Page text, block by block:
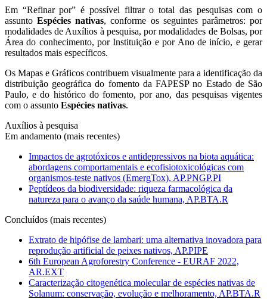
Em “Refinar por” é possível filtrar o total das pesquisas com o
assuntoEspécies nativas, conforme os seguintes parâmetros: por
modalidades de Auxílios à pesquisa, por modalidades de Bolsas, por
Área do conhecimento, por Instituição e por Ano de início, e gerar
resultados mais específicos.
Os Mapas e Gráficos contribuem visualmente para a identificação da
distribuição geográfica do fomento da FAPESP no Estado de São
Paulo, e do histórico do fomento, por ano, das pesquisas vigentes
com o assunto Espécies nativas.
Auxílios à pesquisa
Em andamento (mais recentes)
Impactos de agrotóxicos e antidepressivos na biota aquática:
abordagens comportamentais e ecofisiotoxicológicas com
organismos-teste nativos (EmergTox), AP.PNGP.PI
Peptídeos da biodiversidade: riqueza farmacológica da
natureza para o avanço da saúde humana, AP.BTA.R
Concluídos (mais recentes)
Extrato de hipófise de lambari: uma alternativa inovadora para
reprodução artificial de peixes nativos, AP.PIPE
6th European Agroforestry Conference - EURAF 2022,
AR.EXT
Caracterização citogenética molecular de espécies nativas de
Solanum: conservação, evolução e melhoramento, AP.BTA.R